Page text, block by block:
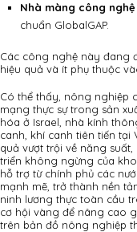
Nhà màng công
chuẩn GlobalGAP.
Các công nghệ này đang
hiệu quả và ít phụ thuộc
Có thể thấy, nông nghiệp
mạng thực sự trong sản
hóa ở Israel, nhà kính
canh, khí canh tiên tiến tại
quả vượt trội về năng
triển không ngừng của
hỗ trợ từ chính phủ các
mạnh mẽ, trở thành nền
ninh lương thực toàn cầu
cơ hội vàng để nâng cao
trên bản đồ nông nghiệp